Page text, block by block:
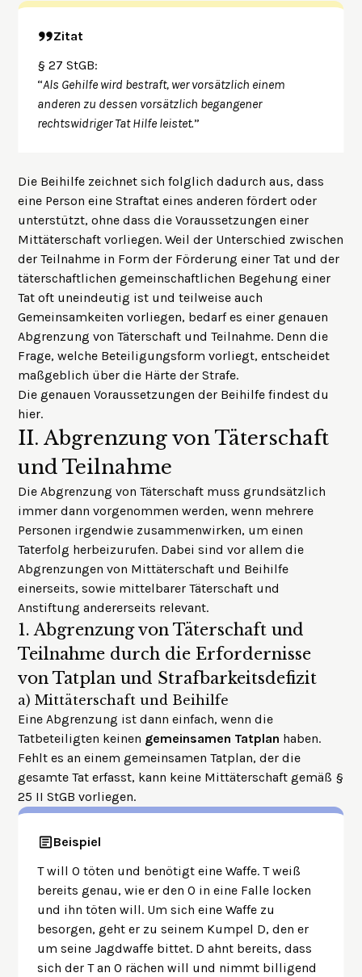
Zitat
§ 27 StGB:
“Als Gehilfe wird bestraft, wer vorsätzlich einem
anderen zu dessen vorsätzlich begangener
rechtswidriger Tat Hilfe leistet.”
Die Beihilfe zeichnet sich folglich dadurch aus, dass
eine Person eine Straftat eines anderen fördert oder
unterstützt, ohne dass die Voraussetzungen einer
Mittäterschaft vorliegen. Weil der Unterschied zwischen
der Teilnahme in Form der Förderung einer Tat und der
täterschaftlichen gemeinschaftlichen Begehung einer
Tat oft uneindeutig ist und teilweise auch
Gemeinsamkeiten vorliegen, bedarf es einer genauen
Abgrenzung von Täterschaft und Teilnahme. Denn die
Frage, welche Beteiligungsform vorliegt, entscheidet
maßgeblich über die Härte der Strafe.
Die genauen Voraussetzungen der Beihilfe findest du
hier.
II. Abgrenzung von Täterschaft
und Teilnahme
Die Abgrenzung von Täterschaft muss grundsätzlich
immer dann vorgenommen werden, wenn mehrere
Personen irgendwie zusammenwirken, um einen
Taterfolg herbeizurufen. Dabei sind vor allem die
Abgrenzungen von Mittäterschaft und Beihilfe
einerseits, sowie mittelbarer Täterschaft und
Anstiftung andererseits relevant.
1. Abgrenzung von Täterschaft und
Teilnahme durch die Erfordernisse
von Tatplan und Strafbarkeitsdefizit
a) Mittäterschaft und Beihilfe
Eine Abgrenzung ist dann einfach, wenn die
Tatbeteiligten keinen gemeinsamen Tatplan haben.
Fehlt es an einem gemeinsamen Tatplan, der die
gesamte Tat erfasst, kann keine Mittäterschaft gemäß §
25 II StGB vorliegen.
Beispiel
T will O töten und benötigt eine Waffe. T weiß
bereits genau, wie er den O in eine Falle locken
und ihn töten will. Um sich eine Waffe zu
besorgen, geht er zu seinem Kumpel D, den er
um seine Jagdwaffe bittet. D ahnt bereits, dass
sich der T an O rächen will und nimmt billigend